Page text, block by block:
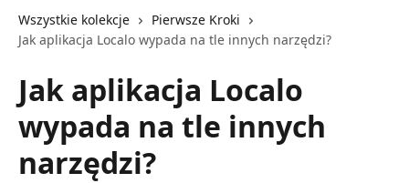
Wszystkie kolekcje
Pierwsze Kroki
Jak aplikacja Localo wypada na tle innych narzędzi?
Jak aplikacja Localo
wypada na tle innych
narzędzi?